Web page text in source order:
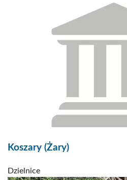
Koszary (Żary)
Dzielnice